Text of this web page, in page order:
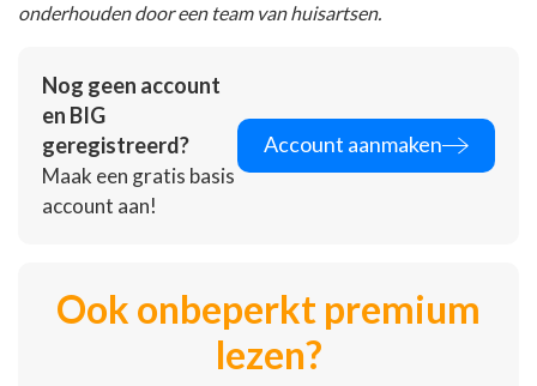
onderhouden door een team van huisartsen.
Nog geen account
en BIG
geregistreerd?
Maak een gratis basis
account aan!
Account aanmaken
Ook onbeperkt premium
lezen?